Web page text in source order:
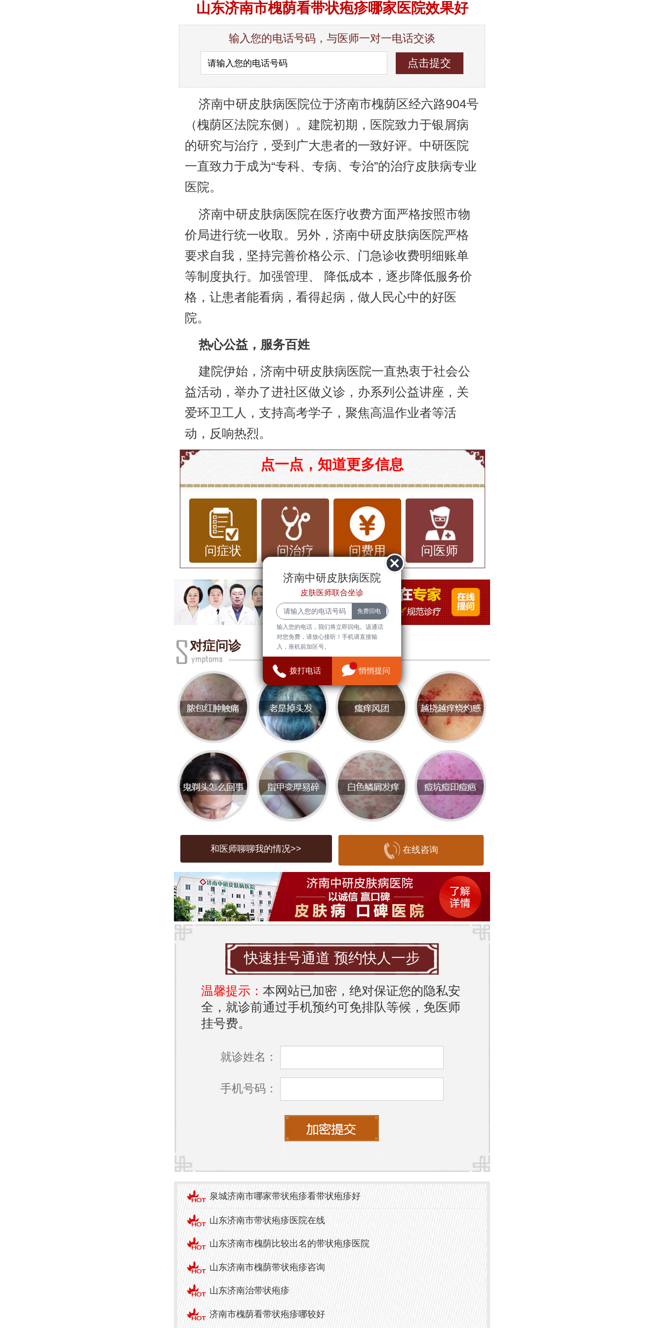
山东济南市槐荫看带状疱疹哪家医院效果好
输入您的电话号码，与医师一对一电话交谈
济南中研皮肤病医院位于济南市槐荫区经六路904号
（槐荫区法院东侧）。建院初期，医院致力于银屑病
的研究与治疗，受到广大患者的一致好评。中研医院
一直致力于成为“专科、专病、专治”的治疗皮肤病专业
医院。
济南中研皮肤病医院在医疗收费方面严格按照市物
价局进行统一收取。另外，济南中研皮肤病医院严格
要求自我，坚持完善价格公示、门急诊收费明细账单
等制度执行。加强管理、 降低成本，逐步降低服务价
格，让患者能看病，看得起病，做人民心中的好医
院。
热心公益，服务百姓
建院伊始，济南中研皮肤病医院一直热衷于社会公
益活动，举办了进社区做义诊，办系列公益讲座，关
爱环卫工人，支持高考学子，聚焦高温作业者等活
动，反响热烈。
标题：带状疱疹在槐荫的医院选择及推荐
带状疱疹（Shingles），又称为“带状火蛇”，是由水痘
病毒引起的皮肤病。它通常表现为身体某一侧的疼痛
和皮疹，伴有水疱的形成。这种病通常出现在免疫力
低下者、疲劳或精神压力较大的人群中。带状疱疹虽
然不会直接危及生命，但其症状可能极为痛苦，严重
影响患者的生活质量。因此，及时选择合适的医院进
行治疗尤为重要。
在济南市槐荫区，许多医院提供带状疱疹的诊治服
务。然而，医院的选择不仅仅在于名气，还需要关注
医院的品质和环境。
**医院品质**
选择医院时，首先要关注医院的医疗团队和设备。专
业的皮肤科医生能够提供更加精准的诊断和治疗方
案。一些医院会有专门的皮肤病研究机构及专业团
队，在带状疱疹方面积累了丰富的临床经验和治疗手
段。此外，医院的治疗成功率、患者满意度也是重要
的衡量指标。
在此，我们推荐**济南中研皮肤病医院**。该院拥有一
支经验丰富的皮肤病专家团队，医院设备齐全，可以
为患者提供全面的皮肤检测与治疗。医院还引入了先
进的治疗技术，如光疗、药物治疗等，以帮助患者更
好地控制病情，减少复发的可能。
**环境对皮肤的影响**
医院的环境同样是患者在选择时需考虑的重要因素。
一个良好的医疗环境不仅能提高患者的就医体验，还
能对皮肤病的治疗有积极的影响。例如，医院要保持
良好的卫生条件，确保医疗器械的无菌性，以防止交
叉感染。此外，患者在治疗期间的心理状态也会影响
疾病的恢复，温馨的医院环境可以缓解患者的紧张情
绪，让他们更放松地接受治疗。
间狭小等因素受到影响。济南中研皮肤病医院则以其
优雅、舒适的就医环境和周到的服务而著称，让患者
在治疗过程中感受不到过多的压力。
**带状疱疹的预防与注意事项**
除了选择合适的医院进行治疗，患者在日常生活中也
应注意一些预防措施。如保持良好的作息时间、均衡
的饮食、增强锻炼来提高自身的免疫力。此外，患者
点一点，知道更多信息
问症状 问治疗 问费用 问医师
对症问诊
和医师聊聊我的情况>> 在线咨询
快速挂号通道 预约快人一步
温馨提示：本网站已加密，绝对保证您的隐私安
全，就诊前通过手机预约可免排队等候，免医师
挂号费。
就诊姓名：
手机号码：
泉城济南市哪家带状疱疹看带状疱疹好
山东济南市带状疱疹医院在线
山东济南市槐荫比较出名的带状疱疹医院
山东济南市槐荫带状疱疹咨询
山东济南治带状疱疹
济南市槐荫看带状疱疹哪较好
济南中研皮肤病医院
皮肤医师联合坐诊
输入您的电话，我们将立即回电。该通话
对您免费，请放心接听！手机请直接输
入，座机前加区号。
拨打电话 悄悄提问